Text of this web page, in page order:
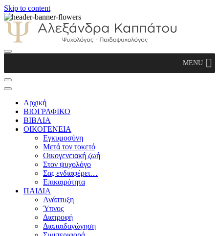
Skip to content
Παιδοψυχολόγος
MENU
Αρχική
ΒΙΟΓΡΑΦΙΚΟ
ΒΙΒΛΙΑ
ΟΙΚΟΓΕΝΕΙΑ
Εγκυμοσύνη
Μετά τον τοκετό
Οικογενειακή ζωή
Στον ψυχολόγο
Σας ενδιαφέρει…
Επικαιρότητα
ΠΑΙΔΙΑ
Ανάπτυξη
Ύπνος
Διατροφή
Διαπαιδαγώγηση